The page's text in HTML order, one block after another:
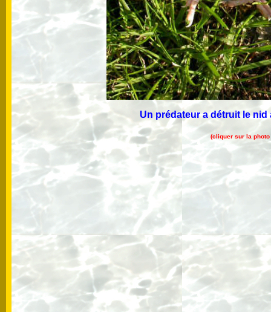
Un prédateur a détruit le
(cliquer sur la